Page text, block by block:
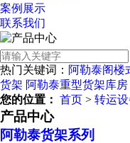
案例展示
联系我们
热门关键词： 阿勒泰阁楼
货架 阿勒泰重型货架库房
您的位置： 首页 > 转运
产品中心
阿勒泰货架系列